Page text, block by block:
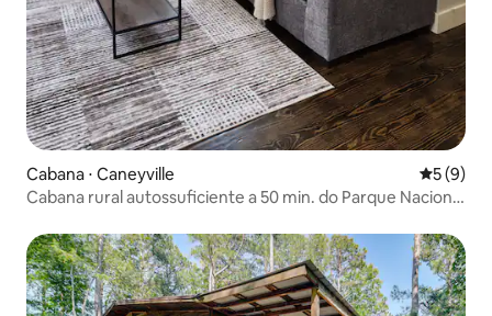
Cabana ⋅ Caneyville 5 de
5 (9)
Cabana rural autossuficiente a 50 min. do Parque Nacional